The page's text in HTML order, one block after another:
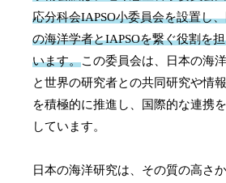
応分科会IAPSO小委員会を設置し
の海洋学者とIAPSOを繋ぐ役割を
います。この委員会は、日本の海
と世界の研究者との共同研究や情
を積極的に推進し、国際的な連携
しています。
日本の海洋研究は、その質の高さ